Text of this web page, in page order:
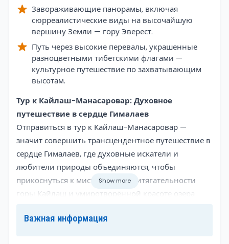
Завораживающие панорамы, включая
сюрреалистические виды на высочайшую
вершину Земли — гору Эверест.
Путь через высокие перевалы, украшенные
разноцветными тибетскими флагами —
культурное путешествие по захватывающим
высотам.
Overview
Тур к Кайлаш-Манасаровар: Духовное
путешествие в сердце Гималаев
Отправиться в тур к Кайлаш-Манасаровар —
значит совершить трансцендентное путешествие в
сердце Гималаев, где духовные искатели и
любители природы объединяются, чтобы
прикоснуться к мистической притягательности
горы Кайлаш и умиротворённой красоте озера
глубоко укоренённое в индуистских, буддийских и
Show more
Важная информация